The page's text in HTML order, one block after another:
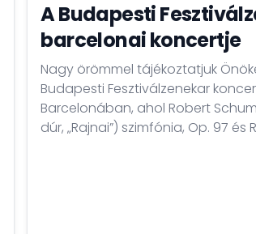
A Budapesti
barcelonai koncertje
Nagy örömmel tájékoztatjuk
Budapesti Fesztiválzenekar
Barcelonában, ahol Robert
dúr, „Rajnai”) szimfónia, Op. 97 és